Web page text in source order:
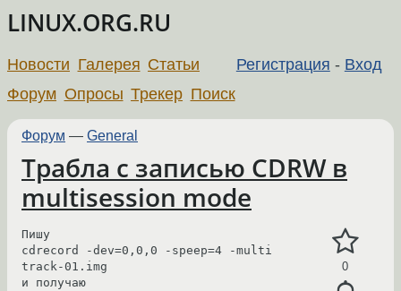
LINUX.ORG.RU
Регистрация - Вход
Новости Галерея Статьи
Форум Опросы Трекер Поиск
Форум — General
Трабла с записью CDRW в
multisession mode
0
Пишу
cdrecord -dev=0,0,0 -speep=4 -multi
track-01.img
и получаю